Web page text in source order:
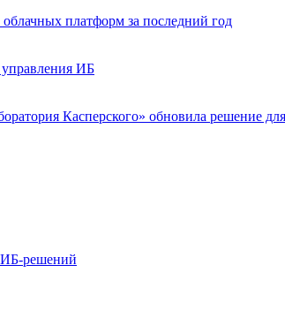
платформ за последний год
ИБ
Касперского» обновила решение
ИБ-решений